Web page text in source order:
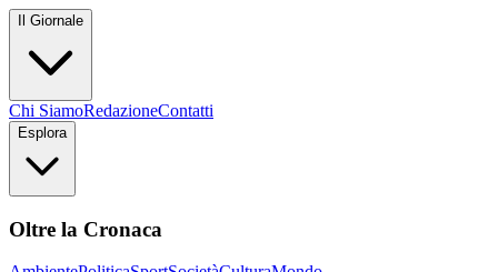
Il Giornale
Chi SiamoRedazioneContatti
Esplora
Oltre la Cronaca